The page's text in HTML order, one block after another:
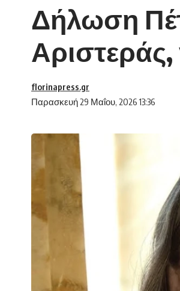
Δήλωση
Παρασκευή 29 Μαΐου, 2026 13:36
florinapress.gr